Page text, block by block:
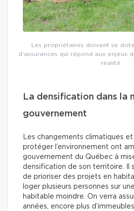
Les propriétaires doivent se
d’assurances qui répond aux enjeux
réalité.
La densification dans la
gouvernement
Les changements climatiques et
protéger l’environnement ont
gouvernement du Québec à
densification de son territoire. Il
de prioriser des projets en
loger plusieurs personnes sur
habitable moindre. On verra
années, encore plus